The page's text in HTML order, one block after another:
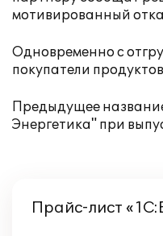
мотивированный
Одновременно с
покупатели
Предыдущее
Энергетика" при
Прайс-лист